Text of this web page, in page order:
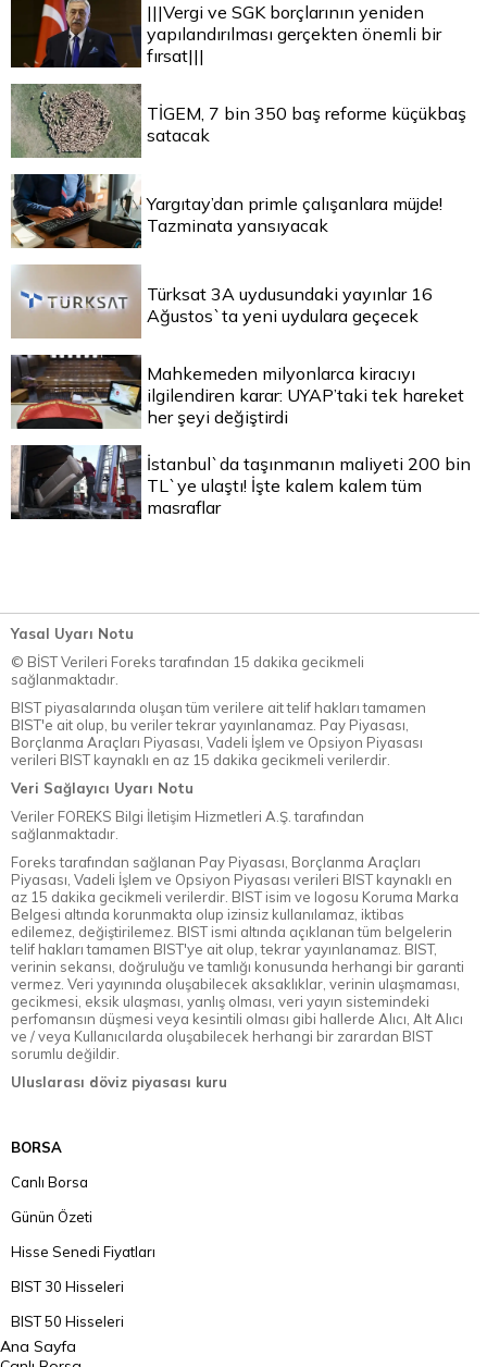
|||Vergi ve SGK borçlarının yeniden
yapılandırılması gerçekten önemli bir
fırsat|||
TİGEM, 7 bin 350 baş reforme küçükbaş
satacak
Yargıtay’dan primle çalışanlara müjde!
Tazminata yansıyacak
Türksat 3A uydusundaki yayınlar 16
Ağustos`ta yeni uydulara geçecek
Mahkemeden milyonlarca kiracıyı
ilgilendiren karar: UYAP’taki tek hareket
her şeyi değiştirdi
İstanbul`da taşınmanın maliyeti 200 bin
TL`ye ulaştı! İşte kalem kalem tüm
masraflar
Yasal Uyarı Notu
© BİST Verileri Foreks tarafından 15 dakika gecikmeli
sağlanmaktadır.
BIST piyasalarında oluşan tüm verilere ait telif hakları tamamen
BIST'e ait olup, bu veriler tekrar yayınlanamaz. Pay Piyasası,
Borçlanma Araçları Piyasası, Vadeli İşlem ve Opsiyon Piyasası
verileri BIST kaynaklı en az 15 dakika gecikmeli verilerdir.
Veri Sağlayıcı Uyarı Notu
Veriler FOREKS Bilgi İletişim Hizmetleri A.Ş. tarafından
sağlanmaktadır.
Foreks tarafından sağlanan Pay Piyasası, Borçlanma Araçları
Piyasası, Vadeli İşlem ve Opsiyon Piyasası verileri BIST kaynaklı en
az 15 dakika gecikmeli verilerdir. BIST isim ve logosu Koruma Marka
Belgesi altında korunmakta olup izinsiz kullanılamaz, iktibas
edilemez, değiştirilemez. BIST ismi altında açıklanan tüm belgelerin
telif hakları tamamen BIST'ye ait olup, tekrar yayınlanamaz. BIST,
verinin sekansı, doğruluğu ve tamlığı konusunda herhangi bir garanti
vermez. Veri yayınında oluşabilecek aksaklıklar, verinin ulaşmaması,
gecikmesi, eksik ulaşması, yanlış olması, veri yayın sistemindeki
perfomansın düşmesi veya kesintili olması gibi hallerde Alıcı, Alt Alıcı
ve / veya Kullanıcılarda oluşabilecek herhangi bir zarardan BIST
sorumlu değildir.
Uluslarası döviz piyasası kuru
BORSA
Canlı Borsa
Günün Özeti
Hisse Senedi Fiyatları
BIST 30 Hisseleri
BIST 50 Hisseleri
BIST 100 Hisseleri
Ana Sayfa